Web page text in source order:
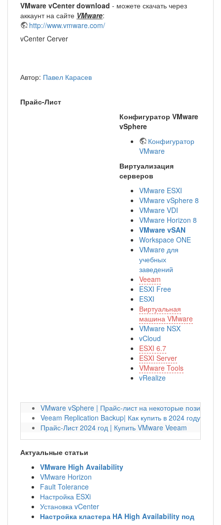
VMware vCenter download - можете скачать через
аккаунт на сайте VMware:
http://www.vmware.com/
vCenter Cerver
Автор: Павел Карасев
Конфигуратор VMware
vSphere
Конфигуратор
VMware
Виртуализация
серверов
VMware ESXI
VMware vSphere 8
VMware VDI
VMware Horizon 8
VMware vSAN
Workspace ONE
VMware для
учебных
заведений
Veeam
ESXI Free
ESXI
Виртуальная
машина VMware
VMware NSX
vCloud
ESXI 6.7
ESXI Server
VMware Tools
vRealize
Прайс-Лист
VMware vSphere | Прайс-лист на некоторые позиции
Veeam Replication Backup| Как купить в 2024 году?
Прайс-Лист 2024 год | Купить VMware Veeam
Актуальные статьи
VMware High Availability
VMware Horizon
Fault Tolerance
Настройка ESXi
Установка vCenter
Настройка кластера HA High Availability под